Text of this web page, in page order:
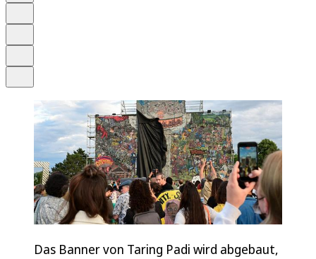
Das Banner von Taring Padi wird abgebaut,